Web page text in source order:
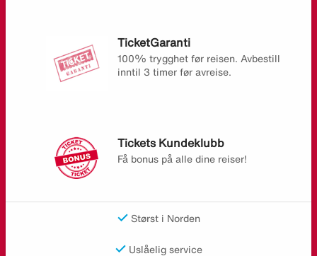
TicketGaranti
100% trygghet før reisen. Avbestill
inntil 3 timer før avreise.
Tickets Kundeklubb
Få bonus på alle dine reiser!
Størst i Norden
Uslåelig service